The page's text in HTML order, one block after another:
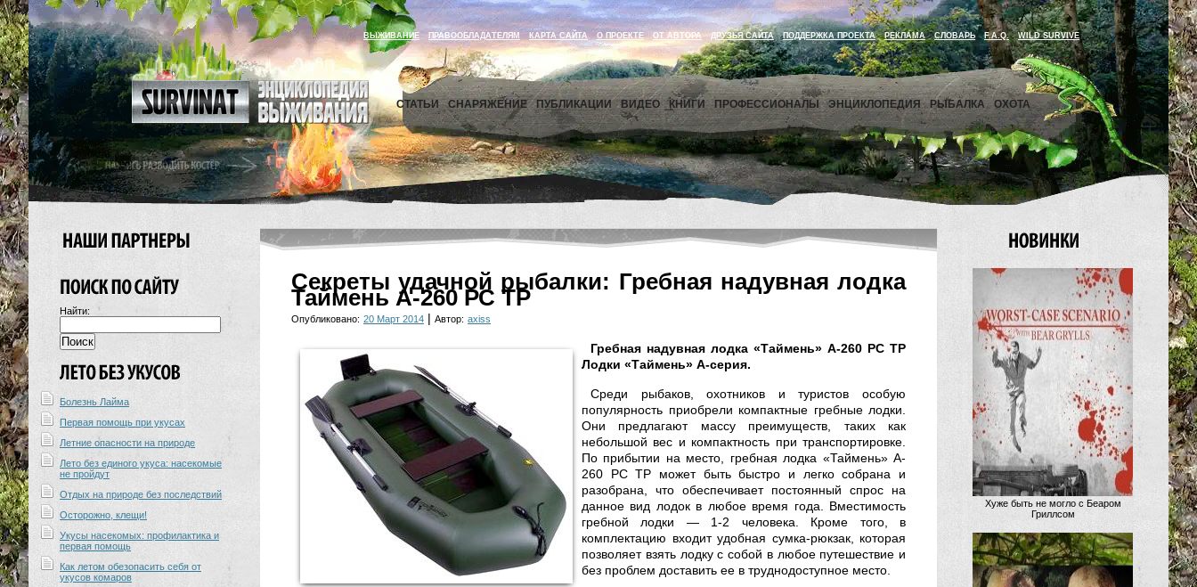
ВЫЖИВАНИЕ ПРАВООБЛАДАТЕЛЯМ КАРТА САЙТА О ПРОЕКТЕ ОТ АВТОРА ДРУЗЬЯ САЙТА ПОДДЕРЖКА ПРОЕКТА РЕКЛАМА СЛОВАРЬ F.A.Q. WILD SURVIVE
СТАТЬИ СНАРЯЖЕНИЕ ПУБЛИКАЦИИ ВИДЕО КНИГИ ПРОФЕССИОНАЛЫ ЭНЦИКЛОПЕДИЯ РЫБАЛКА ОХОТА
Найти:
Болезнь Лайма
Первая помощь при укусах
Летние опасности на природе
Лето без единого укуса: насекомые
не пройдут
Отдых на природе без последствий
Осторожно, клещи!
Укусы насекомых: профилактика и
первая помощь
Как летом обезопасить себя от
укусов комаров
Секреты удачной рыбалки: Гребная надувная лодка
Таймень А-260 РС ТР
Опубликовано: 20 Март 2014 | Автор: axiss
Гребная надувная лодка «Таймень» A-260 РС ТР
Лодки «Таймень» A-серия.
Среди рыбаков, охотников и туристов особую
популярность приобрели компактные гребные лодки.
Они предлагают массу преимуществ, таких как
небольшой вес и компактность при транспортировке.
По прибытии на место, гребная лодка «Таймень» A-
260 РС ТР может быть быстро и легко собрана и
разобрана, что обеспечивает постоянный спрос на
данное вид лодок в любое время года. Вместимость
гребной лодки — 1-2 человека. Кроме того, в
комплектацию входит удобная сумка-рюкзак, которая
позволяет взять лодку с собой в любое путешествие и
без проблем доставить ее в труднодоступное место.
Хуже быть не могло с Беаром
Гриллсом